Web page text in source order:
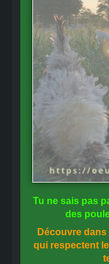
Tu ne sais pas
des
Découvre
qui respectent